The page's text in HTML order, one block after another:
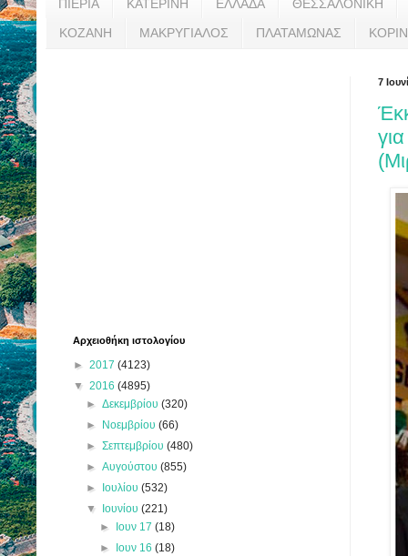
ΠΙΕΡΙΑ ΚΑΤΕΡΙΝΗ ΕΛΛΑΔΑ ΘΕΣΣΑΛΟΝΙΚΗ
ΚΟΖΑΝΗ ΜΑΚΡΥΓΙΑΛΟΣ ΠΛΑΤΑΜΩΝΑΣ
7
Αρχειοθήκη ιστολογίου
► 2017 (4123)
▼ 2016 (4895)
►Δεκεμβρίου(320)
► Νοεμβρίου(66)
►Σεπτεμβρίου(480)
►Αυγούστου(855)
► Ιουλίου(532)
▼ Ιουνίου(221)
► Ιουν 17 (18)
► Ιουν 16 (18)